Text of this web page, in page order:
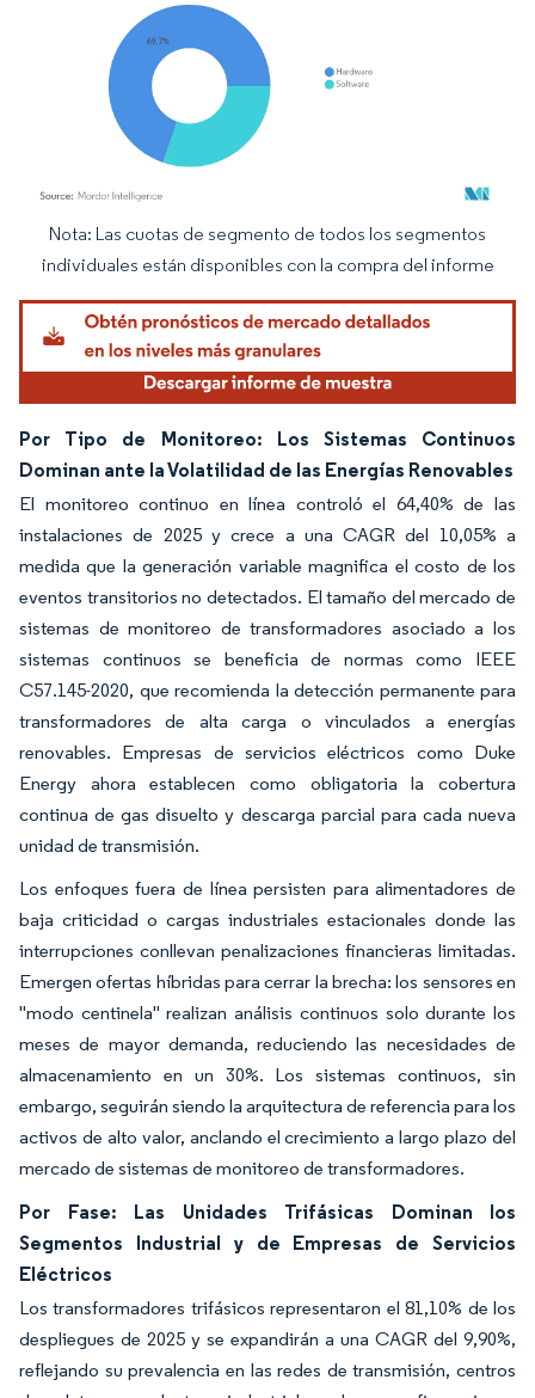
Imagen © Mordor Intelligence. El uso requiere atribución según CC BY 4.0.
Nota: Las cuotas de segmento de todos los segmentos
individuales están disponibles con la compra del informe
Por Tipo de Monitoreo: Los Sistemas Continuos
Dominan ante la Volatilidad de las Energías Renovables
El monitoreo continuo en línea controló el 64,40% de las
instalaciones de 2025 y crece a una CAGR del 10,05% a
medida que la generación variable magnifica el costo de los
eventos transitorios no detectados. El tamaño del mercado de
sistemas de monitoreo de transformadores asociado a los
sistemas continuos se beneficia de normas como IEEE
C57.145-2020, que recomienda la detección permanente para
transformadores de alta carga o vinculados a energías
renovables. Empresas de servicios eléctricos como Duke
Energy ahora establecen como obligatoria la cobertura
continua de gas disuelto y descarga parcial para cada nueva
unidad de transmisión.
Los enfoques fuera de línea persisten para alimentadores de
baja criticidad o cargas industriales estacionales donde las
interrupciones conllevan penalizaciones financieras limitadas.
Emergen ofertas híbridas para cerrar la brecha: los sensores en
"modo centinela" realizan análisis continuos solo durante los
meses de mayor demanda, reduciendo las necesidades de
almacenamiento en un 30%. Los sistemas continuos, sin
embargo, seguirán siendo la arquitectura de referencia para los
activos de alto valor, anclando el crecimiento a largo plazo del
mercado de sistemas de monitoreo de transformadores.
Por Fase: Las Unidades Trifásicas Dominan los
Segmentos Industrial y de Empresas de Servicios
Eléctricos
Los transformadores trifásicos representaron el 81,10% de los
despliegues de 2025 y se expandirán a una CAGR del 9,90%,
reflejando su prevalencia en las redes de transmisión, centros